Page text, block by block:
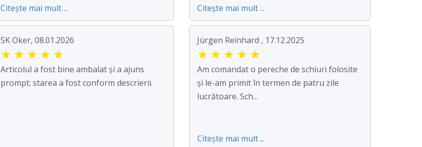
Citește mai mult ... Citește mai mult ...
SK Oker, 08.01.2026
★ ★ ★ ★ ★
Articolul a fost bine ambalat și a ajuns
prompt; starea a fost conform descrierii.
Jürgen Reinhard , 17.12.2025
★ ★ ★ ★ ★
Am comandat o pereche de schiuri folosite
și le-am primit în termen de patru zile
lucrătoare. Sch...
Citește mai mult ...